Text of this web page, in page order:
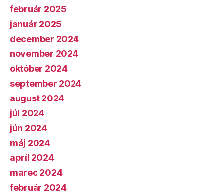
február 2025
január 2025
december 2024
november 2024
október 2024
september 2024
august 2024
júl 2024
jún 2024
máj 2024
apríl 2024
marec 2024
február 2024